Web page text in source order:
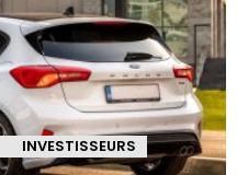
INVESTISSEURS